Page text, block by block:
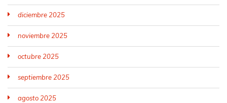
diciembre 2025
noviembre 2025
octubre 2025
septiembre 2025
agosto 2025